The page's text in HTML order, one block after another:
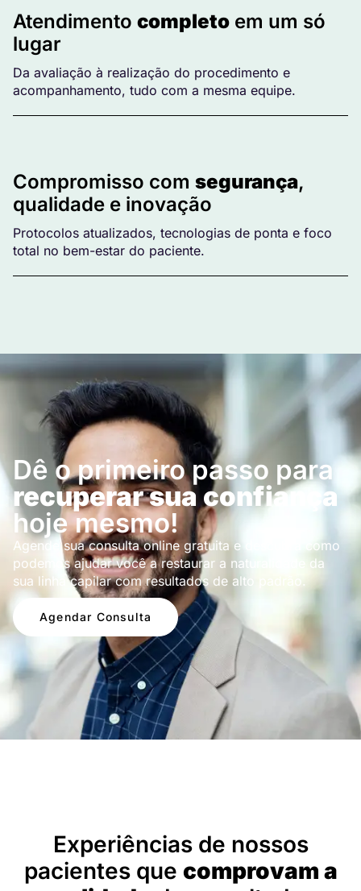
Atendimento completo em um só
lugar
Da avaliação à realização do procedimento e
acompanhamento, tudo com a mesma equipe.
Compromisso com segurança,
qualidade e inovação
Protocolos atualizados, tecnologias de ponta e foco
total no bem-estar do paciente.
Dê o primeiro passo para
recuperar sua confiança
hoje mesmo!
Agende sua consulta online gratuita e descubra como
podemos ajudar você a restaurar a naturalidade da
sua linha capilar com resultados de alto padrão.
Agendar Consulta
Experiências de nossos
pacientes que comprovam a